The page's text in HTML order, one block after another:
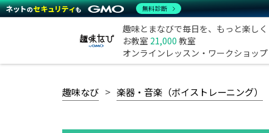
趣味とまなびで毎日を、もっと楽しく
お教室 21,000 教室
オンラインレッスン・ワークショップ
趣味なび 楽器・音楽（ボイストレーニング）
無料診断